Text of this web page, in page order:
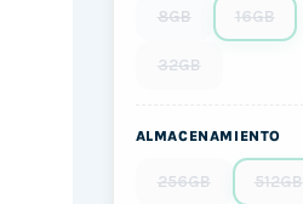
8GB 16GB
32GB
ALMACENAMIENTO
256GB 512GB